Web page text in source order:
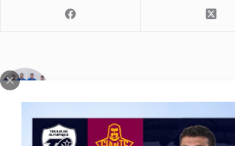
Centre de Formation - Dernières actus